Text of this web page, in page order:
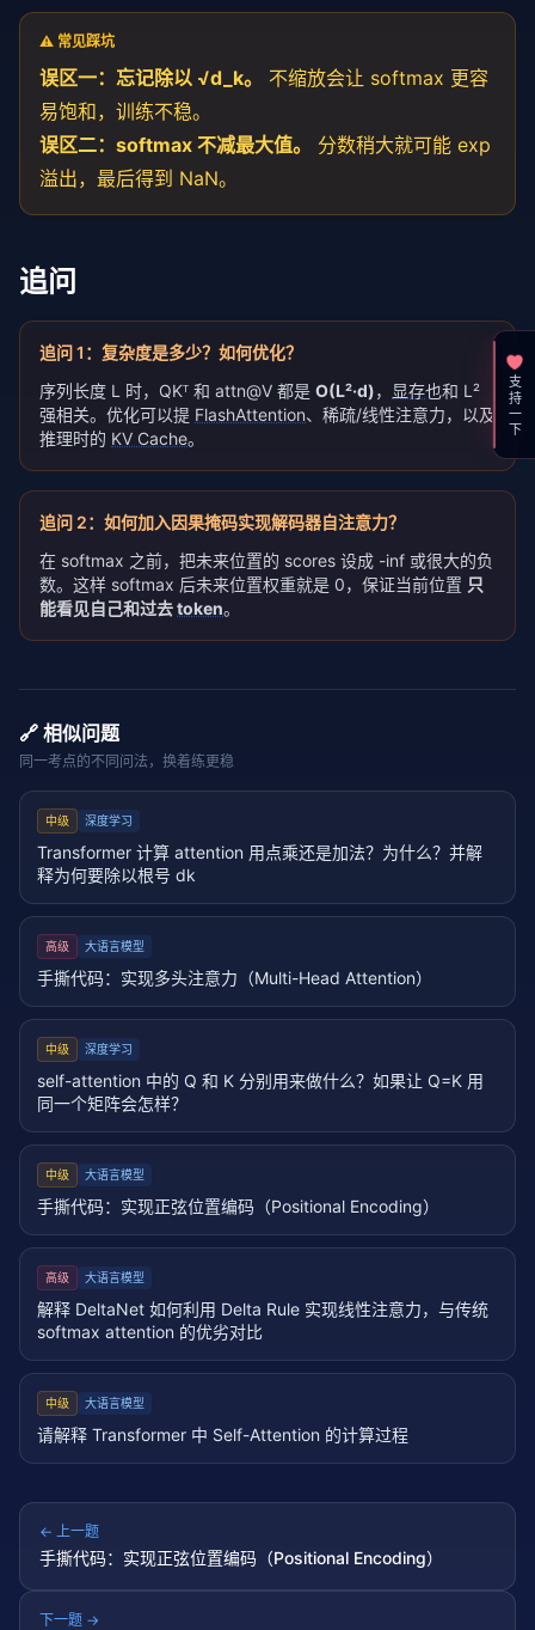
    Wq = np.random.randn(d_model, d_k)
    Wk = np.random.randn(d_model, d_k)
    out, attn = self_attention(X, Wq, Wk, Wv)
    print(out.shape, attn.sum(axis=-
⚠️ 常见踩坑
误区一：忘记除以 √d_k。
不缩放会让 softmax 更容
易饱和，训练不稳。
误区二：softmax 不减最大值。
分数稍大就可能 exp
溢出，最后得到 NaN。
追问
追问1 ： 复杂度是多少？如何优化？
序列长度 L 时，QKᵀ 和 attn@V 都是 O(L²·d)， 显存也和 L²
强相关。优化可以提 FlashAttention、稀疏/线性注意力，以及
推理时的 KV Cache。
追问 2： 如何加入因果掩码实现解码器自注意力？
在 softmax 之前，把未来位置的 scores 设成 -inf 或很大的负
数。这样 softmax 后未来位置权重就是 0，保证当前位置 只
能看见自己和过去token。
🔗 相似问题
同一考点的不同问法，换着练更稳
中级 深度学习
Transformer 计算 attention 用点乘还是加法？为什么？并解
释为何要除以根号 dk
高级 大语言模型
手撕代码：实现多头注意力（Multi-Head Attention）
中级 深度学习
self-attention 中的 Q 和 K 分别用来做什么？如果让 Q=K 用
同一个矩阵会怎样？
中级 大语言模型
手撕代码：实现正弦位置编码（Positional Encoding）
高级 大语言模型
解释 DeltaNet 如何利用 Delta Rule 实现线性注意力，与传统
softmax attention 的优劣对比
中级 大语言模型
请解释 Transformer 中 Self-Attention 的计算过程
← 上一题
手撕代码：实现正弦位置编码（Positional Encoding）
下一题 →
支持一下